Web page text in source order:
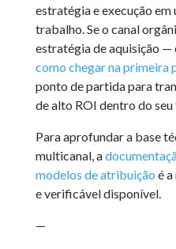
estratégia e execução em
trabalho. Se o canal
estratégia de aquisição —
como chegar na primeira
ponto de partida para
de alto ROI dentro do seu
Para aprofundar a base
multicanal, a
modelos de atribuição é
e verificável disponível.
—